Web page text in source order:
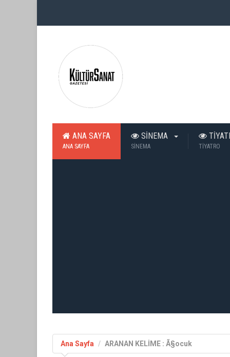
ANA SAYFA
ANA SAYFA
SİNEMA
SİNEMA TİYATRO
Ana Sayfa ARANAN KELİME : Ã§ocuk